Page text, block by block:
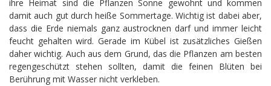
ihre Heimat sind die Pflanzen Sonne gewohnt und kommen
damit auch gut durch heiße Sommertage. Wichtig ist dabei aber,
dass die Erde niemals ganz austrocknen darf und immer leicht
feucht gehalten wird. Gerade im Kübel ist zusätzliches Gießen
daher wichtig. Auch aus dem Grund, das die Pflanzen am besten
regengeschützt stehen sollten, damit die feinen Blüten bei
Berührung mit Wasser nicht verkleben.